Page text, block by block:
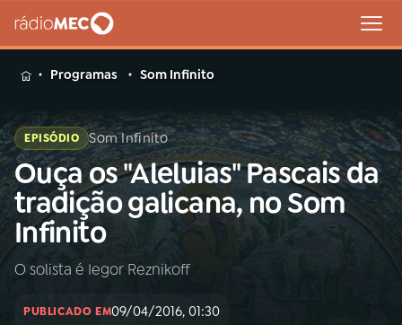
MENU
Buscar
na
Rádio
MEC
Buscar
Início
Programas Som Infinito
EPISÓDIO Som Infinito
Ouça os "Aleluias" Pascais da
tradição galicana, no Som
Infinito
O solista é Iegor Reznikoff
PUBLICADO EM09/04/2016, 01:30